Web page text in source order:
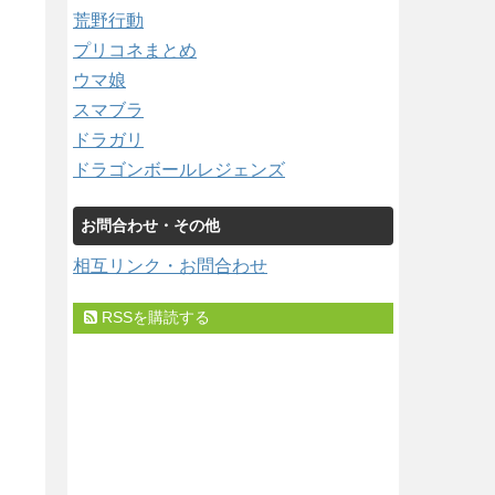
荒野行動
プリコネまとめ
ウマ娘
スマブラ
ドラガリ
ドラゴンボールレジェンズ
お問合わせ・その他
相互リンク・お問合わせ
RSSを購読する